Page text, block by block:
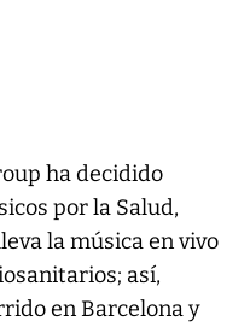
ha decidido
por la Salud,
la música en vivo
así,
en Barcelona y